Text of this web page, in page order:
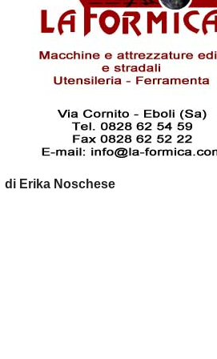
di Erika Noschese